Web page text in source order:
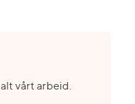
vårt arbeid.